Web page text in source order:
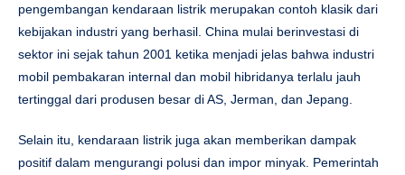
pengembangan kendaraan listrik merupakan contoh klasik dari
kebijakan industri yang berhasil. China mulai berinvestasi di
sektor ini sejak tahun 2001 ketika menjadi jelas bahwa industri
mobil pembakaran internal dan mobil hibridanya terlalu jauh
tertinggal dari produsen besar di AS, Jerman, dan Jepang.
Selain itu, kendaraan listrik juga akan memberikan dampak
positif dalam mengurangi polusi dan impor minyak. Pemerintah